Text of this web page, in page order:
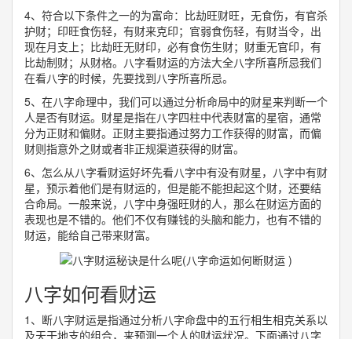
4、符合以下条件之一的为富命：比劫旺财旺，无食伤，有官杀
护财；印旺食伤轻，有财来克印；官弱食伤轻，有财当令，出
现在月支上；比劫旺无财印，必有食伤生财；财重无官印，有
比劫制财；从财格。八字看财运的方法大全八字所喜所忌我们
在看八字的时候，先要找到八字所喜所忌。
5、在八字命理中，我们可以通过分析命局中的财星来判断一个
人是否有财运。财星是指在八字四柱中代表财富的星宿，通常
分为正财和偏财。正财主要指通过努力工作获得的财富，而偏
财则指意外之财或者非正规渠道获得的财富。
6、怎么从八字看财运好坏先看八字中有没有财星，八字中有财
星，预示着他们是有财运的，但是能不能担起这个财，还要结
合命局。一般来说，八字中身强旺财的人，那么在财运方面的
表现也是不错的。他们不仅有赚钱的头脑和能力，也有不错的
财运，能给自己带来财富。
八字如何看财运
1、断八字财运是指通过分析八字命盘中的五行相生相克关系以
及天干地支的组合，来预测一个人的财运状况。下面通过八字